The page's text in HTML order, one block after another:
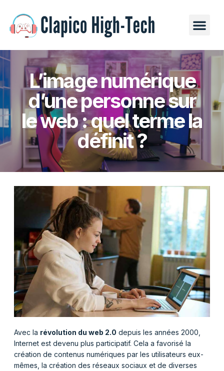
L’image numérique
d’une personne sur
le web : quel terme la
définit ?
Avec la révolution du web 2.0 depuis les années 2000,
Internet est devenu plus participatif. Cela a favorisé la
création de contenus numériques par les utilisateurs eux-
mêmes, la création des réseaux sociaux et de diverses